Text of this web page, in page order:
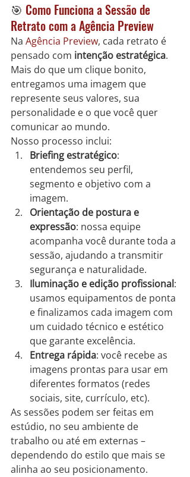
🎯 Como Funciona a Sessão de
Retrato com a Agência Preview
Na Agência Preview, cada retrato é
pensado com intenção estratégica.
Mais do que um clique bonito,
entregamos uma imagem que
represente seus valores, sua
personalidade e o que você quer
comunicar ao mundo.
Nosso processo inclui:
Briefing estratégico:
entendemos seu perfil,
segmento e objetivo com a
imagem.
Orientação de postura e
expressão: nossa equipe
acompanha você durante toda a
sessão, ajudando a transmitir
segurança e naturalidade.
Iluminação e edição profissional:
usamos equipamentos de ponta
e finalizamos cada imagem com
um cuidado técnico e estético
que garante excelência.
Entrega rápida: você recebe as
imagens prontas para usar em
diferentes formatos (redes
sociais, site, currículo, etc).
As sessões podem ser feitas em
estúdio, no seu ambiente de
trabalho ou até em externas –
dependendo do estilo que mais se
alinha ao seu posicionamento.